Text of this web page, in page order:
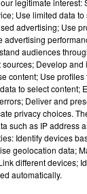
avec Dadju
et...
legitimate interest:
Use limited data
advertising; Use
advertising
audiences
sources; Develop
content; Use
to select content;
Deliver and
privacy choices.
such as IP address
Identify devices
geolocation data;
different devices;
automatically.